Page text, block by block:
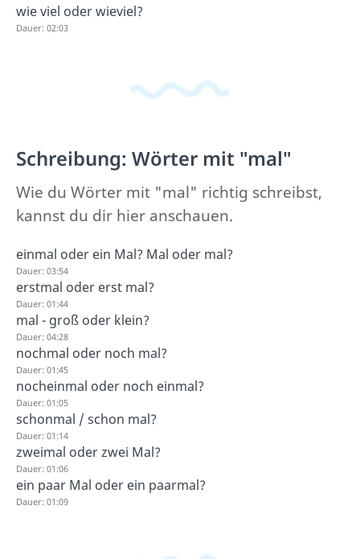
wie viel oder wieviel?
Dauer: 02:03
Schreibung: Wörter mit "mal"
Wie du Wörter mit "mal" richtig schreibst,
kannst du dir hier anschauen.
einmal oder ein Mal? Mal oder mal?
Dauer: 03:54
erstmal oder erst mal?
Dauer: 01:44
mal - groß oder klein?
Dauer: 04:28
nochmal oder noch mal?
Dauer: 01:45
nocheinmal oder noch einmal?
Dauer: 01:05
schonmal / schon mal?
Dauer: 01:14
zweimal oder zwei Mal?
Dauer: 01:06
ein paar Mal oder ein paarmal?
Dauer: 01:09